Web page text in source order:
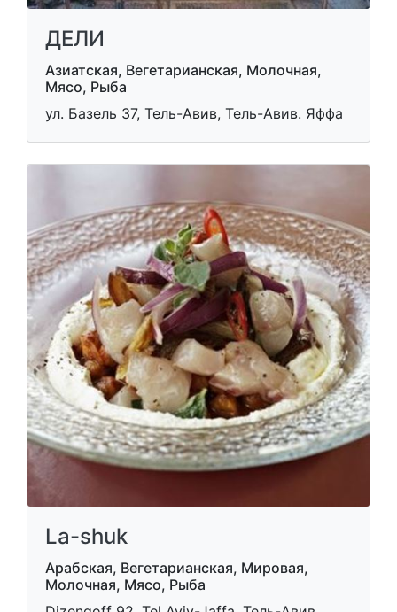
ДЕЛИ
Азиатская, Вегетарианская, Молочная,
Мясо, Рыба
ул. Базель 37, Тель-Авив, Тель-Авив. Яффа
La-shuk
Арабская, Вегетарианская, Мировая,
Молочная, Мясо, Рыба